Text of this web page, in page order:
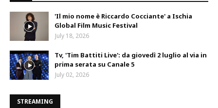
'Il mio nome è Riccardo Cocciante' a Ischia
Global Film Music Festival
July 18, 2026
Tv, 'Tim Battiti Live': da giovedì 2 luglio al via in
prima serata su Canale 5
July 02, 2026
STREAMING